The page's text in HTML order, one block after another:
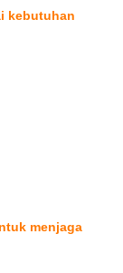
kebutuhan
menjaga